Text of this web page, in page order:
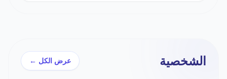
الشخصية عرض الكل ←